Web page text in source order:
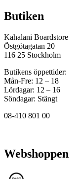
Butiken
Kahalani Boardstore
Östgötagatan 20
116 25 Stockholm
Butikens öppettider:
Mån-Fre: 12 – 18
Lördagar: 12 – 16
Söndagar: Stängt
08-410 801 00
Webshoppen